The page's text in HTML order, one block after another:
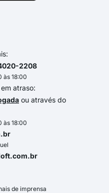
2208
às 18:00
atraso:
ou através do
às 18:00
de imprensa